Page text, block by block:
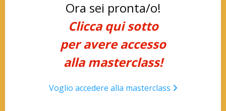
Ora sei pronta/o!
Clicca qui sotto
per avere accesso
alla masterclass!
Voglio accedere alla masterclass